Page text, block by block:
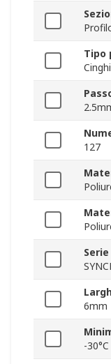
Tipo
127
Serie
6mm
-30°C